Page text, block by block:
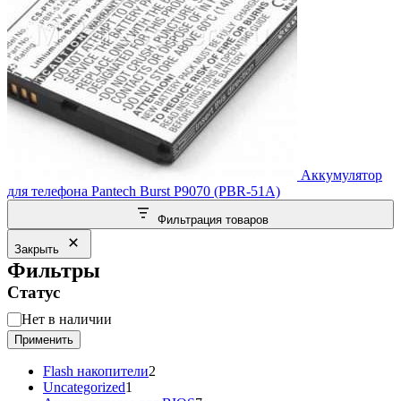
Аккумулятор
для телефона Pantech Burst P9070 (PBR-51A)
Фильтрация товаров
Закрыть
Фильтры
Статус
Статус
Нет в наличии
Применить
Flash накопители2
Uncategorized1